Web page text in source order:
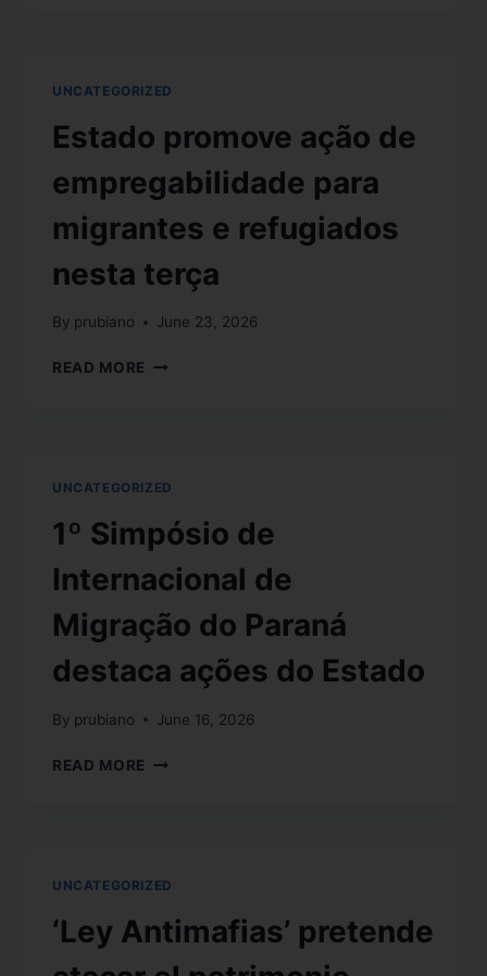
UNCATEGORIZED
Estado promove ação de
empregabilidade para
migrantes e refugiados
nesta terça
By prubiano June 23, 2026
READ MORE
UNCATEGORIZED
1º Simpósio de
Internacional de
Migração do Paraná
destaca ações do Estado
By prubiano June 16, 2026
READ MORE
UNCATEGORIZED
‘Ley Antimafias’ pretende